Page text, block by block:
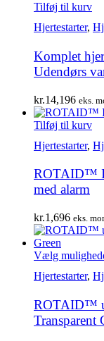
Tilføj til kurv
Hjertestarter,
Komplet
Udendørs
kr.14,196 eks.
Tilføj til kurv
Hjertestarter,
ROTAID™
med alarm
kr.1,696 eks.
Vælg
Hjertestarter,
ROTAID™
Transparent